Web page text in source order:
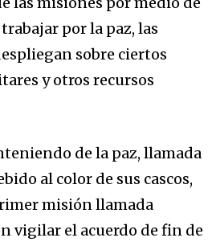
por la paz, las
sobre ciertos
y otros recursos
de la paz, llamada
al color de sus cascos,
misión llamada
vigilar el acuerdo de fin de